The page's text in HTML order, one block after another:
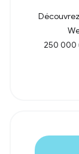
250 000